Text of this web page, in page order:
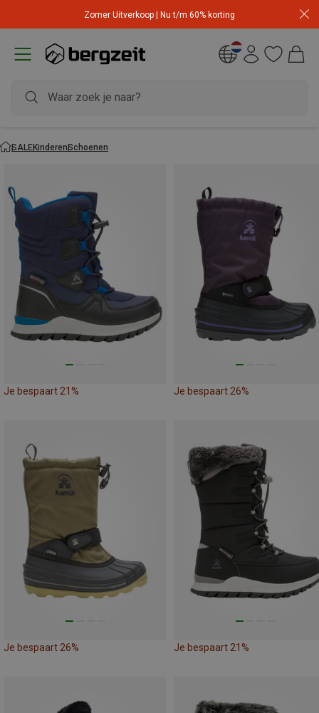
Zomer Uitverkoop | Nu t/m 60% korting
SALEKinderenSchoenen
Je bespaart 21% Je bespaart 26%
Je bespaart 26% Je bespaart 21%